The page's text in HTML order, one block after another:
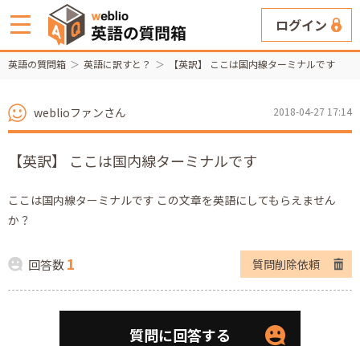
ログイン
英語の質問箱 英語に訳すと？ 【英訳】 ここは国内線ターミナルです
weblioファンさん 2018-04-27 17:14
【英訳】 ここは国内線ターミナルです
ここは国内線ターミナルです この文章を英語にしてもらえません
か？
回答数1 質問削除依頼
質問に回答する